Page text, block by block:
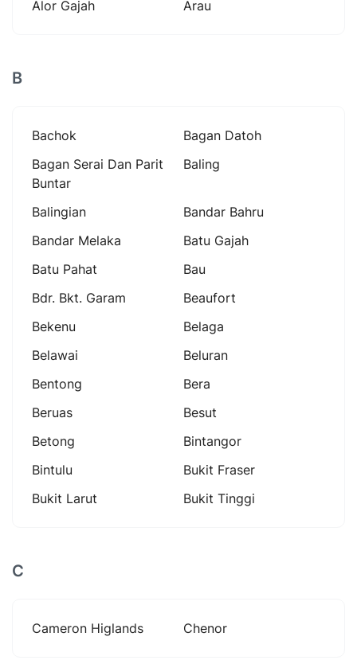
Alor Gajah Arau
B
Bachok
Bagan Datoh
Bagan Serai Dan Parit
Buntar
Baling
Balingian
Bandar Bahru
Bandar Melaka
Batu Gajah
Batu Pahat
Bau
Bdr. Bkt. Garam
Beaufort
Bekenu
Belaga
Belawai
Beluran
Bentong
Bera
Beruas
Besut
Betong
Bintangor
Bintulu
Bukit Fraser
Bukit Larut
Bukit Tinggi
C
Cameron Higlands Chenor